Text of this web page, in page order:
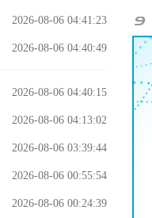
2026-08-06 04:41:23
2026-08-06 04:40:49
2026-08-06 04:40:15
2026-08-06 04:13:02
2026-08-06 03:39:44
2026-08-06 00:55:54
2026-08-06 00:24:39